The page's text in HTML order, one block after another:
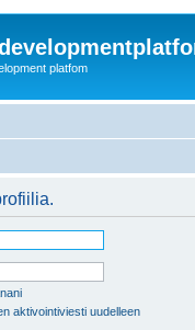
platfom
aktivointiviesti uudelleen